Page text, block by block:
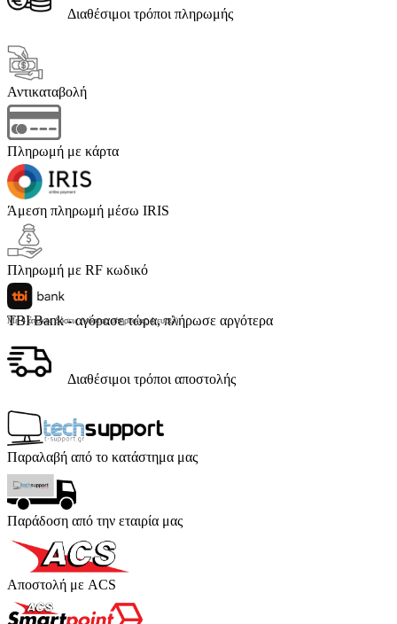
Διαθέσιμοι τρόποι πληρωμής
Αντικαταβολή
Πληρωμή με κάρτα
Άμεση πληρωμή μέσω IRIS
Πληρωμή με RF κωδικό
TBI Bank - αγόρασε τώρα, πλήρωσε αργότερα
Με 4 άτοκες δόσεις (κόστος υπηρεσίας 4 ευρώ)
Διαθέσιμοι τρόποι αποστολής
Παραλαβή από το κατάστημα μας
Παράδοση από την εταιρία μας
Αποστολή με ACS